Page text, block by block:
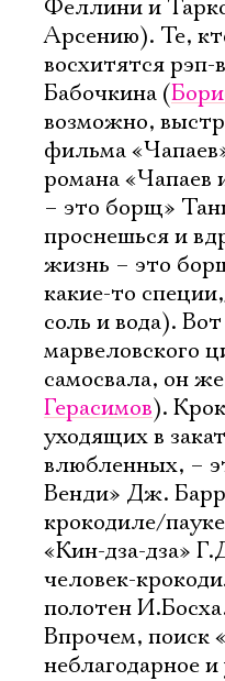
Феллини и
Арсению). Те,
восхитятся
Бабочкина (
возможно,
фильма
романа «Чапаев
– это борщ»
проснешься и
жизнь – это
какие-то
соль и вода).
марвеловского
самосвала, он
Герасимов).
уходящих в
влюбленных, –
Венди» Дж.
крокодиле/
«Кин-дза-дза»
человек-
полотен
Впрочем, поиск
неблагодарное